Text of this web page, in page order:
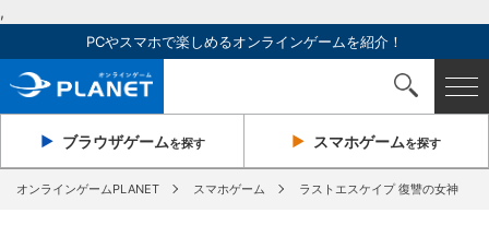
,
PCやスマホで楽しめるオンラインゲームを紹介！
ブラウザゲームを探す スマホゲームを探す
オンラインゲームPLANET スマホゲーム ラストエスケイプ 復讐の女神